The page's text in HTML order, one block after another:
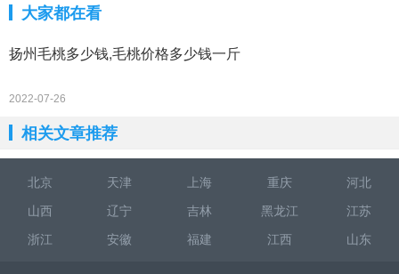
大家都在看
扬州毛桃多少钱,毛桃价格多少钱一斤
2022-07-26
相关文章推荐
北京 天津 上海 重庆
河北
山西
辽宁 吉林 黑龙江
江苏
浙江
安徽 福建 江西 山东